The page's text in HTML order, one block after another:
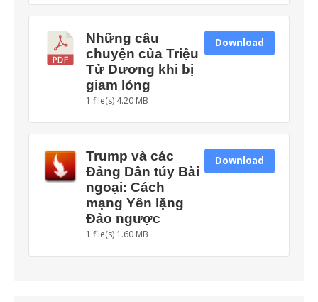
Những câu
chuyện của Triệu
Tử Dương khi bị
giam lỏng
1 file(s) 4.20 MB
Download
Trump và các
Đảng Dân túy Bài
ngoại: Cách
mạng Yên lặng
Đảo ngược
1 file(s) 1.60 MB
Download